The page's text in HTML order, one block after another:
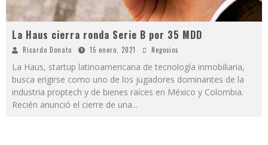
La Haus cierra ronda Serie B por 35 MDD
Ricardo Donato 15 enero, 2021 Negocios
La Haus, startup latinoamericana de tecnología inmobiliaria,
busca erigirse como uno de los jugadores dominantes de la
industria proptech y de bienes raíces en México y Colombia.
Recién anunció el cierre de una...